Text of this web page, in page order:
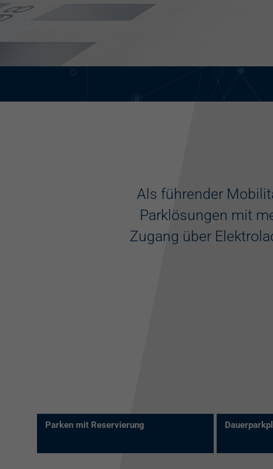
Als führender
Parklösungen mit
Zugang über
Parken mit Reservierung